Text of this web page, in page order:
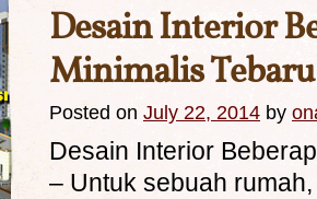
Desain Interior
Minimalis
Posted on July 22, 2014 by
Desain Interior
– Untuk sebuah